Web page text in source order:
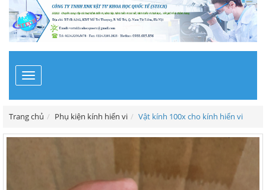
Toggle
navigation
Trang chủ Phụ kiện kính hiển vi Vật kính 100x cho kính hiển vi